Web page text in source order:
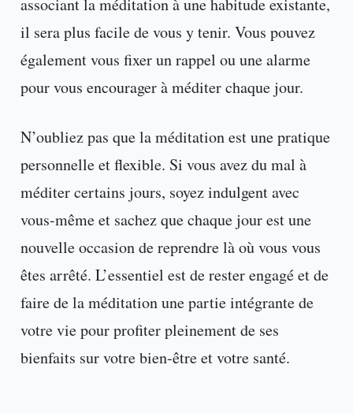
associant la méditation à une habitude existante,
il sera plus facile de vous y tenir. Vous pouvez
également vous fixer un rappel ou une alarme
pour vous encourager à méditer chaque jour.
N’oubliez pas que la méditation est une pratique
personnelle et flexible. Si vous avez du mal à
méditer certains jours, soyez indulgent avec
vous-même et sachez que chaque jour est une
nouvelle occasion de reprendre là où vous vous
êtes arrêté. L’essentiel est de rester engagé et de
faire de la méditation une partie intégrante de
votre vie pour profiter pleinement de ses
bienfaits sur votre bien-être et votre santé.